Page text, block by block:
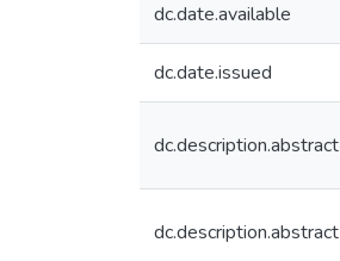
dc.date.available
dc.date.issued
dc.description.abstract
dc.description.abstract